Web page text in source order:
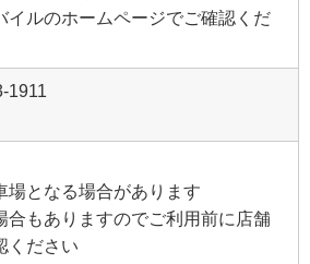
イルのホームページでご確認くだ
1911
場となる場合があります
合もありますのでご利用前に店舗
ください